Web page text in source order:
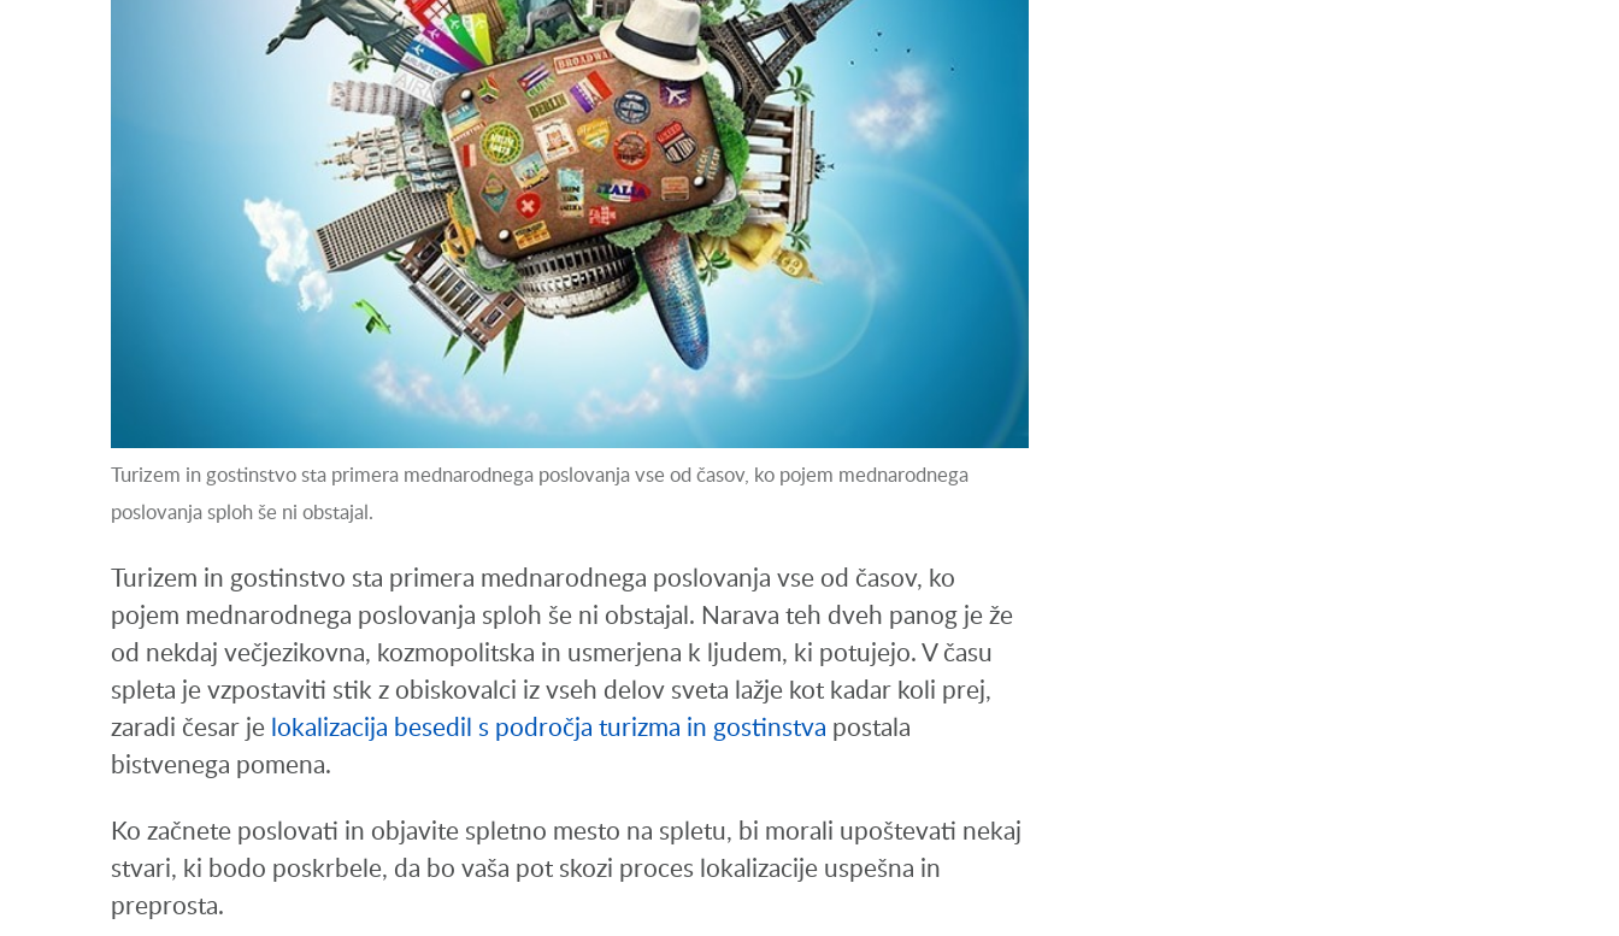
Turizem in gostinstvo sta primera mednarodnega poslovanja vse od časov, ko pojem mednarodnega
poslovanja sploh še ni obstajal.
Turizem in gostinstvo sta primera mednarodnega poslovanja vse od časov, ko
pojem mednarodnega poslovanja sploh še ni obstajal. Narava teh dveh panog je že
od nekdaj večjezikovna, kozmopolitska in usmerjena k ljudem, ki potujejo. V času
spleta je vzpostaviti stik z obiskovalci iz vseh delov sveta lažje kot kadar koli prej,
zaradi česar je lokalizacija besedil s področja turizma in gostinstva postala
bistvenega pomena.
Ko začnete poslovati in objavite spletno mesto na spletu, bi morali upoštevati nekaj
stvari, ki bodo poskrbele, da bo vaša pot skozi proces lokalizacije uspešna in
preprosta.